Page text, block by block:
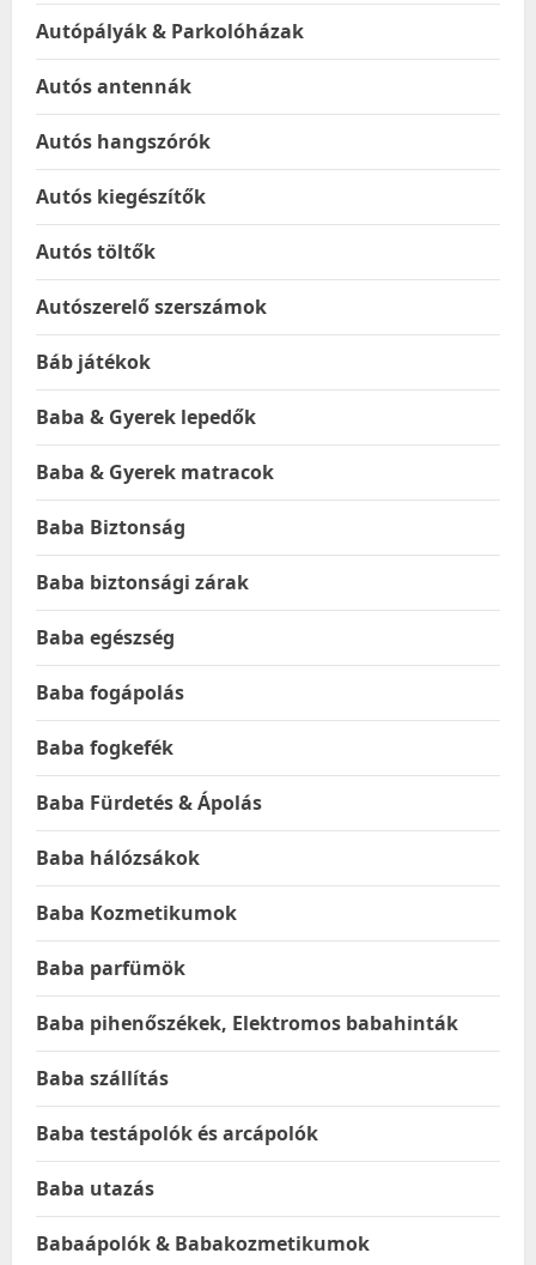
Autópályák & Parkolóházak
Autós antennák
Autós hangszórók
Autós kiegészítők
Autós töltők
Autószerelő szerszámok
Báb játékok
Baba & Gyerek lepedők
Baba & Gyerek matracok
Baba Biztonság
Baba biztonsági zárak
Baba egészség
Baba fogápolás
Baba fogkefék
Baba Fürdetés & Ápolás
Baba hálózsákok
Baba Kozmetikumok
Baba parfümök
Baba pihenőszékek, Elektromos babahinták
Baba szállítás
Baba testápolók és arcápolók
Baba utazás
Babaápolók & Babakozmetikumok